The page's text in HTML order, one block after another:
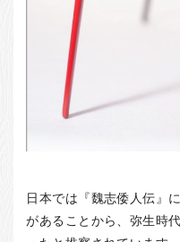
日本では『魏志倭人伝』
があることから、弥生時